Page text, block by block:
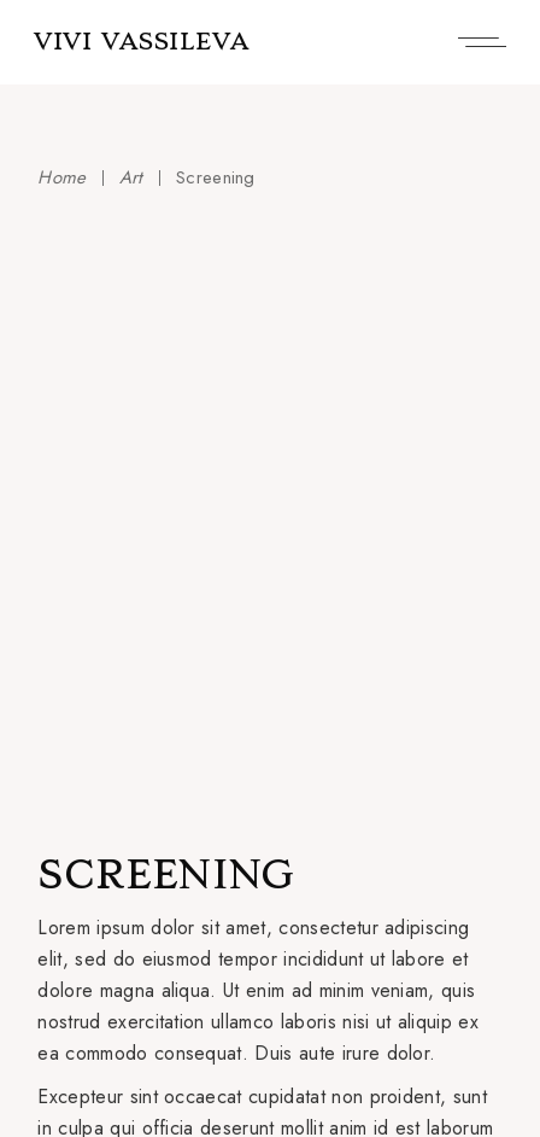
VIVI VASSILEVA
Home Art Screening
SCREENING
Lorem ipsum dolor sit amet, consectetur adipiscing
elit, sed do eiusmod tempor incididunt ut labore et
dolore magna aliqua. Ut enim ad minim veniam, quis
nostrud exercitation ullamco laboris nisi ut aliquip ex
ea commodo consequat. Duis aute irure dolor.
Excepteur sint occaecat cupidatat non proident, sunt
in culpa qui officia deserunt mollit anim id est laborum